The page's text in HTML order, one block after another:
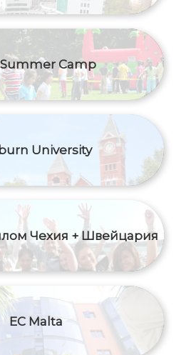
Summer Camp
University
Чехия + Швейцария
EC Malta